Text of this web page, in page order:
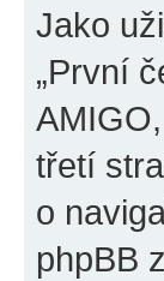
Jako
„První
třetí
o
phpBB